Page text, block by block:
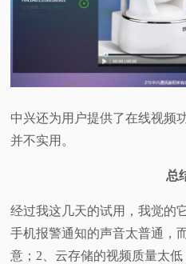
中兴还为用户提供了在线视频
并不实用。
总
经过我这几天的试用，我觉的
手机报警通知的声音太普通，
意；2、云存储的视频质量太